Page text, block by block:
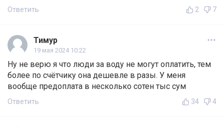
Ответить 2 7
Тимур
19 мая 2024 10:22
Ну не верю я что люди за воду не могут оплатить, тем
более по счётчику она дешевле в разы. У меня
вообще предоплата в несколько сотен тыс сум
Ответить 34 4